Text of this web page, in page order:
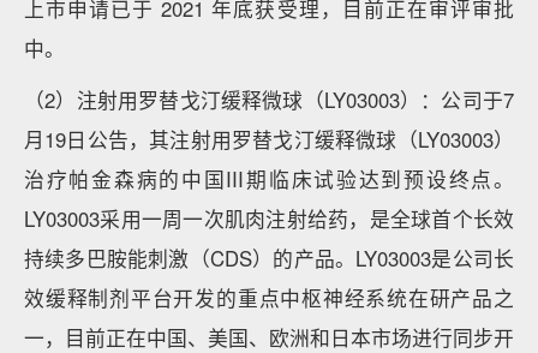
上市申请已于 2021 年底获受理，目前正在审评审批
中。
（2）注射用罗替戈汀缓释微球（LY03003）：公司于7
月19日公告，其注射用罗替戈汀缓释微球（LY03003）
治疗帕金森病的中国III期临床试验达到预设终点。
LY03003采用一周一次肌肉注射给药，是全球首个长效
持续多巴胺能刺激（CDS）的产品。LY03003是公司长
效缓释制剂平台开发的重点中枢神经系统在研产品之
一，目前正在中国、美国、欧洲和日本市场进行同步开